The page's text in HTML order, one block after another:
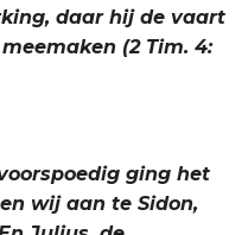
daar hij de vaart
(2 Tim. 4:
ging het
wij aan te Sidon,